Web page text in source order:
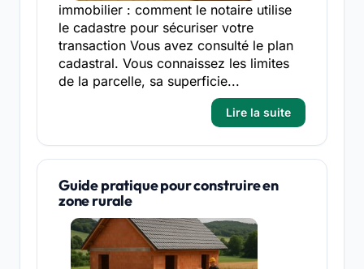
immobilier : comment le notaire utilise
le cadastre pour sécuriser votre
transaction Vous avez consulté le plan
cadastral. Vous connaissez les limites
de la parcelle, sa superficie...
Lire la suite
Guide pratique pour construire en
zone rurale